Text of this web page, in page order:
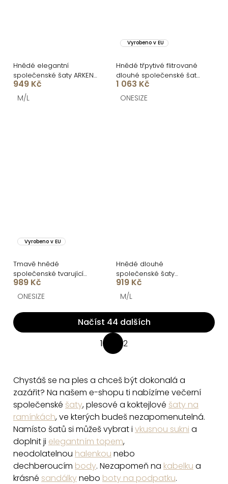
Hnědé elegantní
společenské šaty ARKENY
s ozdobou
949 Kč
M/L
Vyrobeno v EU
Hnědé třpytivé flitrované
dlouhé společenské šaty
LORVEA na ramínka
1 063 Kč
ONESIZE
Vyrobeno v EU
Tmavě hnědé
společenské tvarující
šaty RELANIO s průstřihy
989 Kč
ONESIZE
Hnědé dlouhé
společenské šaty
AVENZIA na ramínka
919 Kč
M/L
O
v
á
d
a
c
í
p
r
v
Načíst 44 dalších
á
n
k
o
v
á
n
í
1 2
Chystáš se na ples a chceš být dokonalá a
zazářit? Na našem e-shopu ti nabízíme večerní
společenské šaty, plesové a koktejlové šaty na
ramínkách, ve kterých budeš nezapomenutelná.
Namísto šatů si můžeš vybrat i vkusnou sukni a
doplnit ji elegantním topem,
neodolatelnou halenkou nebo
dechberoucím body. Nezapomeň na kabelku a
krásné sandálkynebo boty na podpatku.